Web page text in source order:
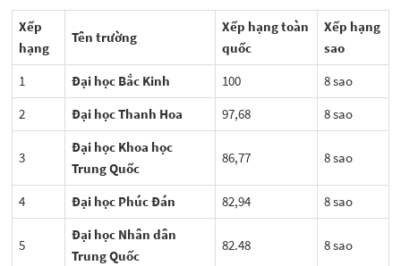
Xếp
hạng
Tên trường
Xếp hạng toàn
quốc
Xếp hạng
sao
1 Đại học Bắc Kinh 100 8 sao
2 Đại học Thanh Hoa 97,68 8 sao
3
Đại học Khoa học
Trung Quốc
86,77 8 sao
4 Đại học Phúc Đán 82,94 8 sao
5
Đại học Nhân dân
Trung Quốc
82.48 8 sao